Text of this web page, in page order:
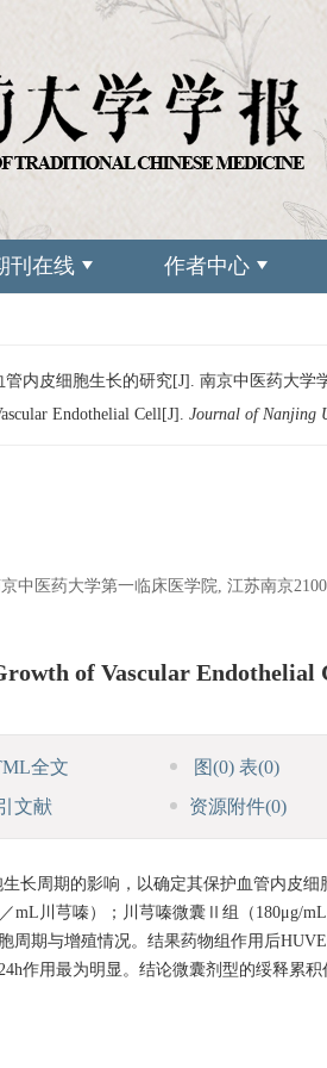
刊在线 作者中心
内皮细胞生长的研究[J]. 南京中医药大学
Endothelial Cell[J]. Journal of Nanjing
中医药大学第一临床医学院, 江苏南京
of Vascular Endothelial
全文 图(0) 表(0)
文献 资源附件(0)
长周期的影响，以确定其保护血管内皮
川芎嗪）；川芎嗪微囊Ⅱ组（180μg/
周期与增殖情况。结果药物组作用后
作用最为明显。结论微囊剂型的绥释累